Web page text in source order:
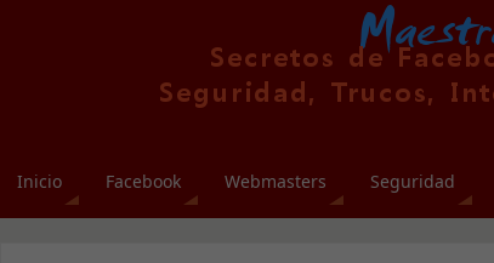
Inicio Facebook Webmasters Seguridad